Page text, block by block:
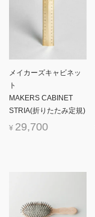
メイカーズキャビネッ
ト
MAKERS CABINET
STRIA(折りたたみ定規)
¥ 29,700